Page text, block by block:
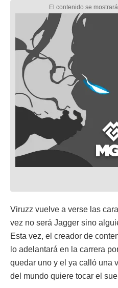
Viruzz vuelve a verse las
vez no será Jagger sino
Esta vez, el creador de
lo adelantará en la carrera
quedar uno y el ya calló una
del mundo quiere tocar el